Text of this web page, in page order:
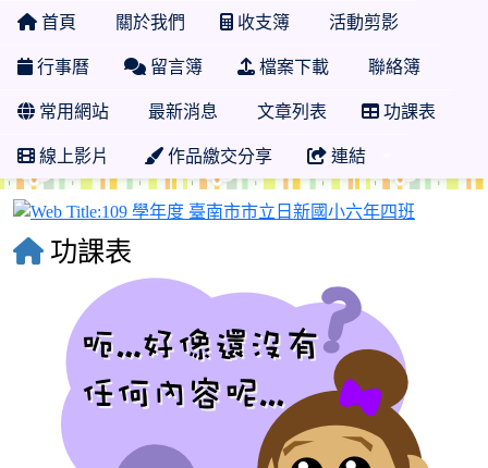
首頁 關於我們 收支簿 活動剪影
行事曆 留言簿 檔案下載 聯絡簿
常用網站 最新消息 文章列表 功課表
線上影片 作品繳交分享 連結
功課表